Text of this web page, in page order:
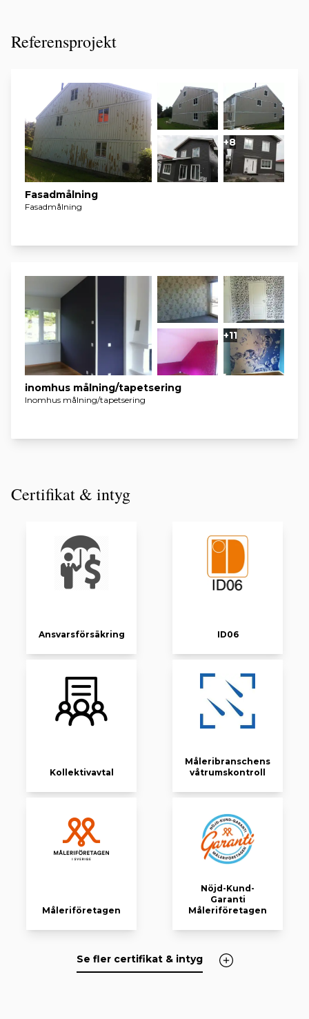
Referensprojekt
+8
Fasadmålning
Fasadmålning
+11
inomhus målning/tapetsering
Inomhus målning/tapetsering
Certifikat & intyg
Ansvarsförsäkring ID06
Kollektivavtal
Måleribranschens
våtrumskontroll
Måleriföretagen
Nöjd-Kund-
Garanti
Måleriföretagen
Se fler certifikat & intyg